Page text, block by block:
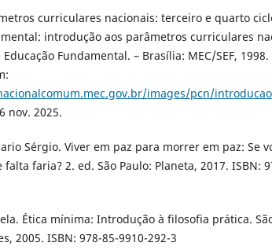
curriculares nacionais: terceiro e quarto
introdução aos parâmetros curriculares
Fundamental. – Brasília: MEC/SEF, 1998.
images/pcn/
nov. 2025.
Sérgio. Viver em paz para morrer em paz: Se
faria? 2. ed. São Paulo: Planeta, 2017. ISBN:
Ética mínima: Introdução à filosofia prática.
2005. ISBN: 978-85-9910-292-3